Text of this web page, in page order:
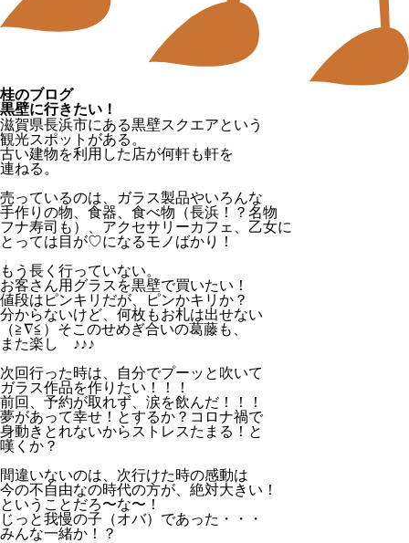
桂のブログ
黒壁に行きたい！
滋賀県長浜市にある黒壁スクエアという
観光スポットがある。
古い建物を利用した店が何軒も軒を
連ねる。
売っているのは、ガラス製品やいろんな
手作りの物、食器、食べ物（長浜！？名物
フナ寿司も）、アクセサリーカフェ、乙女に
とっては目が♡になるモノばかり！
もう長く行っていない。
お客さん用グラスを黒壁で買いたい！
値段はピンキリだが、ピンかキリか？
分からないけど、何枚もお札は出せない
（≧∇≦）そこのせめぎ合いの葛藤も、
また楽し ♪♪♪
次回行った時は、自分でプーッと吹いて
ガラス作品を作りたい！！！
前回、予約が取れず、涙を飲んだ！！！
夢があって幸せ！とするか？コロナ禍で
身動きとれないからストレスたまる！と
嘆くか？
間違いないのは、次行けた時の感動は
今の不自由なの時代の方が、絶対大きい！
ということだろ〜な〜！
じっと我慢の子（オバ）であった・・・
みんな一緒か！？